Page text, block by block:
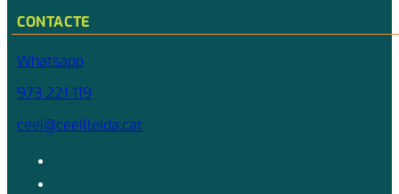
CONTACTE
Whatsapp
973 221 119
ceei@ceeilleida.cat